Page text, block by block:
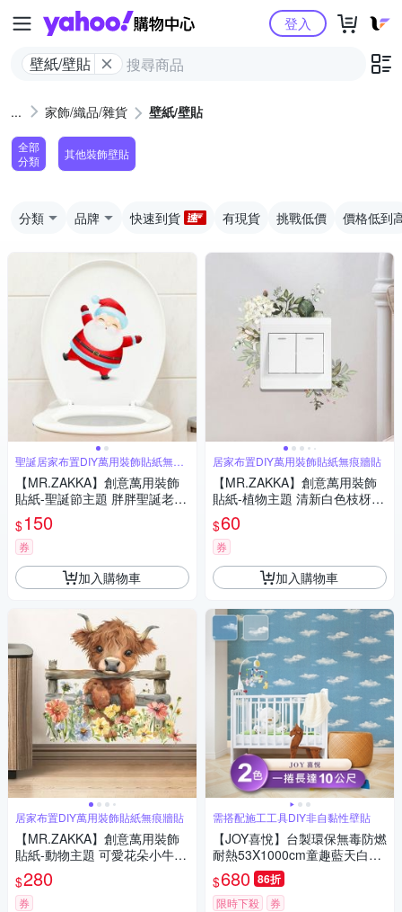
Yahoo購物中心
壁紙/壁貼
登入
家飾/織品/雜貨 壁紙/壁貼
全部
分類
其他裝飾壁貼
分類 品牌 快速到貨 有現貨 挑戰低價 價格低到
聖誕居家布置DIY萬用裝飾貼紙無痕
牆貼
【MR.ZAKKA】創意萬用裝飾
貼紙-聖誕節主題 胖胖聖誕老人
居家節慶布置 DIY可移式壁貼
無痕壁貼 牆貼
$150
券
加入購物車
居家布置DIY萬用裝飾貼紙無痕牆貼
【MR.ZAKKA】創意萬用裝飾
貼紙-動物主題 可愛花朵小牛
居家布置 DIY可移式壁貼 無痕
壁貼 牆貼
$280
券
居家布置DIY萬用裝飾貼紙無痕牆貼
【MR.ZAKKA】創意萬用裝飾
貼紙-植物主題 清新白色枝枒花
葉 居家節慶布置 DIY可移式壁
貼 無痕壁貼 牆貼
$60
券
加入購物車
需搭配施工工具DIY非自黏性壁貼
【JOY喜悅】台製環保無毒防燃
耐熱53X1000cm童趣藍天白雲
壁紙/壁貼1捲
$680 86折
限時下殺 券